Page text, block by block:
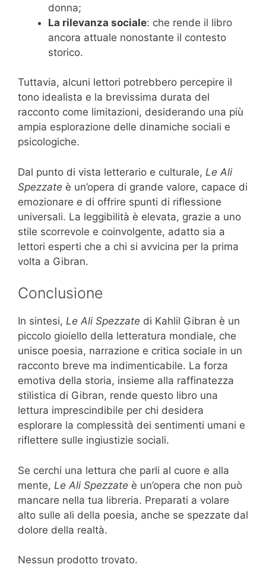
donna;
La rilevanza sociale: che rende il libro
ancora attuale nonostante il contesto
storico.
Tuttavia, alcuni lettori potrebbero percepire il
tono idealista e la brevissima durata del
racconto come limitazioni, desiderando una più
ampia esplorazione delle dinamiche sociali e
psicologiche.
Dal punto di vista letterario e culturale, Le Ali
Spezzate è un’opera di grande valore, capace di
emozionare e di offrire spunti di riflessione
universali. La leggibilità è elevata, grazie a uno
stile scorrevole e coinvolgente, adatto sia a
lettori esperti che a chi si avvicina per la prima
volta a Gibran.
Conclusione
In sintesi, Le Ali Spezzate di Kahlil Gibran è un
piccolo gioiello della letteratura mondiale, che
unisce poesia, narrazione e critica sociale in un
racconto breve ma indimenticabile. La forza
emotiva della storia, insieme alla raffinatezza
stilistica di Gibran, rende questo libro una
lettura imprescindibile per chi desidera
esplorare la complessità dei sentimenti umani e
riflettere sulle ingiustizie sociali.
Se cerchi una lettura che parli al cuore e alla
mente, Le Ali Spezzate è un’opera che non può
mancare nella tua libreria. Preparati a volare
alto sulle ali della poesia, anche se spezzate dal
dolore della realtà.
Nessun prodotto trovato.